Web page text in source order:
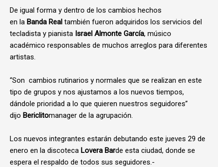
De igual forma y dentro de los cambios hechos
en la Banda Real también fueron adquiridos los servicios del
tecladista y pianista Israel Almonte García, músico
académico responsables de muchos arreglos para diferentes
artistas.
“Son cambios rutinarios y normales que se realizan en este
tipo de grupos y nos ajustamos a los nuevos tiempos,
dándole prioridad a lo que quieren nuestros seguidores”
dijo Bericlitomanager de la agrupación.
Los nuevos integrantes estarán debutando este jueves 29 de
enero en la discoteca Lovera Barde esta ciudad, donde se
espera el respaldo de todos sus seguidores.-